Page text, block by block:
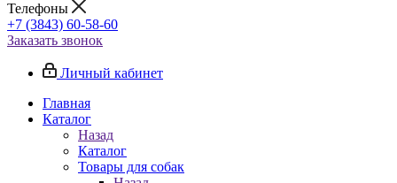
Телефоны
+7 (3843) 60-58-60
Заказать звонок
Личный кабинет
Главная
Каталог
Назад
Каталог
Товары для собак